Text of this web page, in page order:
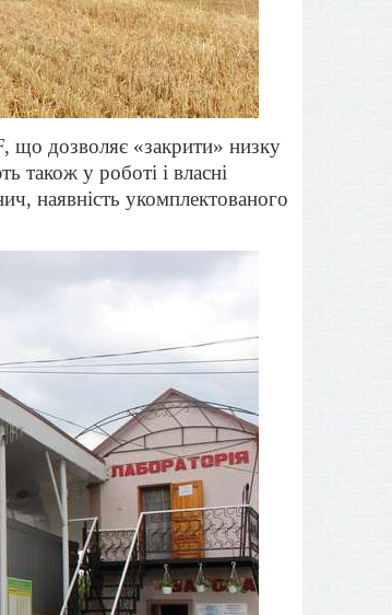
що дозволяє «закрити» низку
також у роботі і власні
наявність укомплектованого